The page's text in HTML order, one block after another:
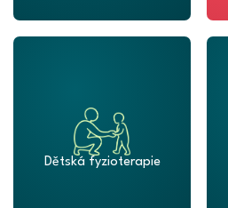
Dětská fyzioterapie